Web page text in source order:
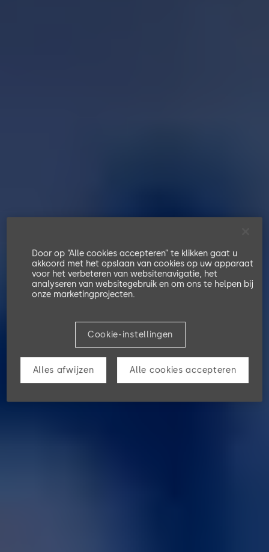
Door op “Alle cookies accepteren” te klikken gaat u
akkoord met het opslaan van cookies op uw apparaat
voor het verbeteren van websitenavigatie, het
analyseren van websitegebruik en om ons te helpen bij
onze marketingprojecten.
Cookie-instellingen
Alles afwijzen Alle cookies accepteren